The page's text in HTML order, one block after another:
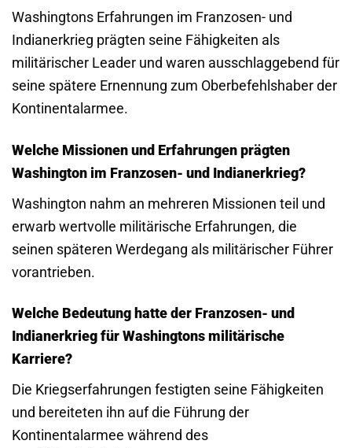
Washingtons Erfahrungen im Franzosen- und
Indianerkrieg prägten seine Fähigkeiten als
militärischer Leader und waren ausschlaggebend für
seine spätere Ernennung zum Oberbefehlshaber der
Kontinentalarmee.
Welche Missionen und Erfahrungen prägten
Washington im Franzosen- und Indianerkrieg?
Washington nahm an mehreren Missionen teil und
erwarb wertvolle militärische Erfahrungen, die
seinen späteren Werdegang als militärischer Führer
vorantrieben.
Welche Bedeutung hatte der Franzosen- und
Indianerkrieg für Washingtons militärische
Karriere?
Die Kriegserfahrungen festigten seine Fähigkeiten
und bereiteten ihn auf die Führung der
Kontinentalarmee während des